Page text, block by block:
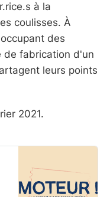
à la
coulisses. À
des
de fabrication d'un
leurs points
2021.